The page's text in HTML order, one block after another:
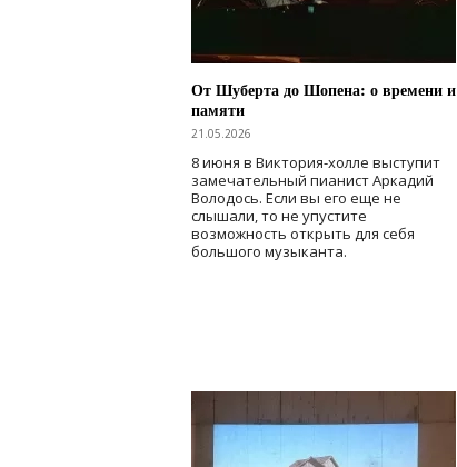
От Шуберта до Шопена: о времени и
памяти
21.05.2026
8 июня в Виктория-холле выступит
замечательный пианист Аркадий
Володось. Если вы его еще не
слышали, то не упустите
возможность открыть для себя
большого музыканта.